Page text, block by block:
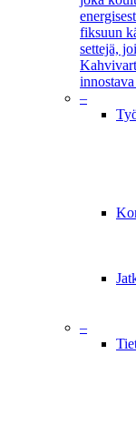
fiksuun
settejä,
–
–